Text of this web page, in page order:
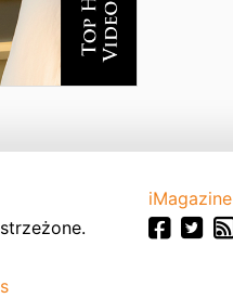
iMagazine